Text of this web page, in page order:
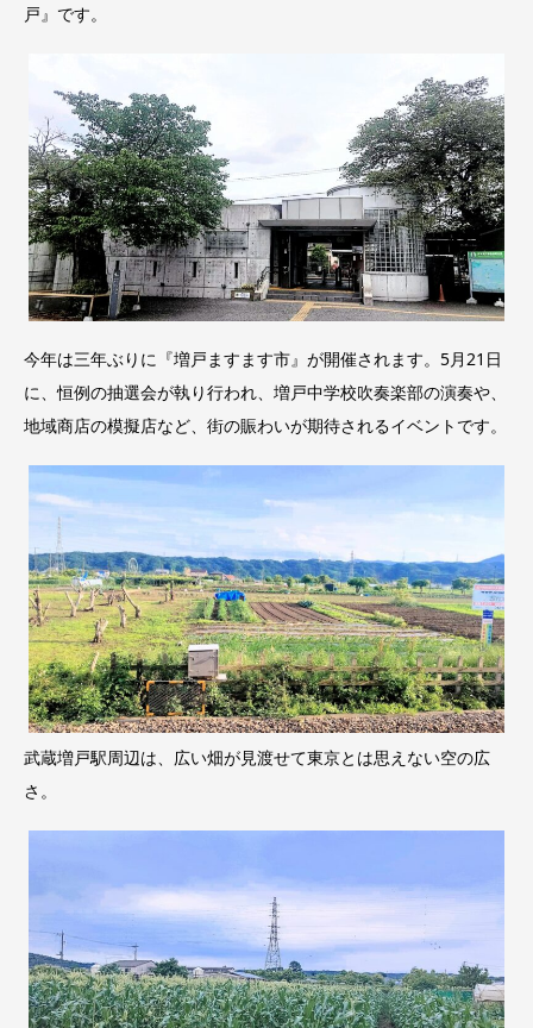
戸』です。
今年は三年ぶりに『増戸ますます市』が開催されます。5月21日
に、恒例の抽選会が執り行われ、増戸中学校吹奏楽部の演奏や、
地域商店の模擬店など、街の賑わいが期待されるイベントです。
武蔵増戸駅周辺は、広い畑が見渡せて東京とは思えない空の広
さ。